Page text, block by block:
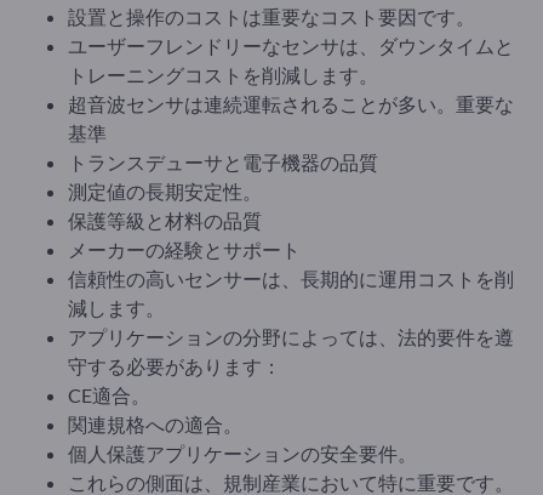
設置と操作のコストは重要なコスト要因です。
ユーザーフレンドリーなセンサは、ダウンタイムと
トレーニングコストを削減します。
超音波センサは連続運転されることが多い。重要な
基準
トランスデューサと電子機器の品質
測定値の長期安定性。
保護等級と材料の品質
メーカーの経験とサポート
信頼性の高いセンサーは、長期的に運用コストを削
減します。
アプリケーションの分野によっては、法的要件を遵
守する必要があります：
CE適合。
関連規格への適合。
個人保護アプリケーションの安全要件。
これらの側面は、規制産業において特に重要です。